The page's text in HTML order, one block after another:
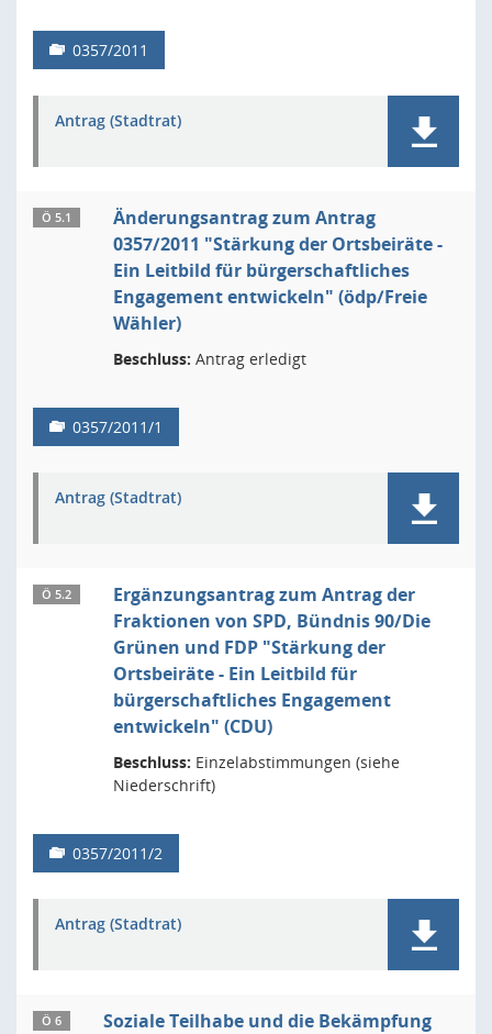
0357/2011
Antrag (Stadtrat)
Ö 5.1
Änderungsantrag zum Antrag
0357/2011 "Stärkung der Ortsbeiräte -
Ein Leitbild für bürgerschaftliches
Engagement entwickeln" (ödp/Freie
Wähler)
Beschluss: Antrag erledigt
0357/2011/1
Antrag (Stadtrat)
Ö 5.2
Ergänzungsantrag zum Antrag der
Fraktionen von SPD, Bündnis 90/Die
Grünen und FDP "Stärkung der
Ortsbeiräte - Ein Leitbild für
bürgerschaftliches Engagement
entwickeln" (CDU)
Beschluss: Einzelabstimmungen (siehe
Niederschrift)
0357/2011/2
Antrag (Stadtrat)
Ö 6
Soziale Teilhabe und die Bekämpfung